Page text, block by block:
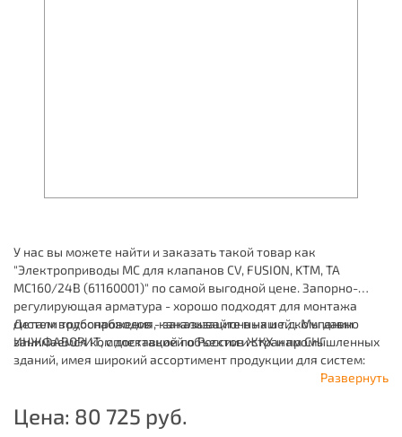
У нас вы можете найти и заказать такой товар как
"Электроприводы МС для клапанов CV, FUSION, KTM, TA
МС160/24В (61160001)" по самой выгодной цене. Запорно-
регулирующая арматура - хорошо подходят для монтажа
систем водоснабжения, канализационных и т.д. Мы давно
занимаемся комплектацией объектов ЖКХ и промышленных
зданий, имея широкий ассортимент продукции для систем:
отопления, водоснабжения, канализации и пожаротушения.
Детали трубопроводов - заказывайте в нашей компании
ИНЖФАВОРИТ, с доставкой по России и странам СНГ.
Развернуть
Цена: 80 725 руб.